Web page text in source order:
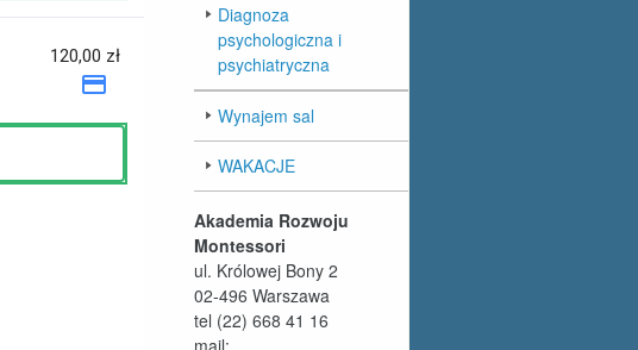
Diagnoza
psychologiczna i
psychiatryczna
Wynajem sal
WAKACJE
Akademia Rozwoju
Montessori
ul. Królowej Bony 2
02-496 Warszawa
tel (22) 668 41 16
mail: